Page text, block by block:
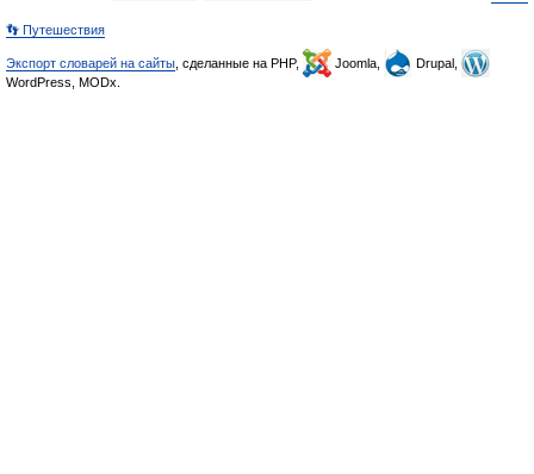
👣 Путешествия
Экспорт словарей на сайты , сделанные на PHP, Joomla,
Drupal,
WordPress, MODx.